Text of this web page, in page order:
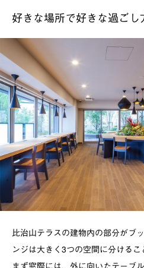
好きな場所で好きな過ごし
比治山テラスの建物内の部分がブ
ンジは大きく3つの空間に分けるこ
まず窓際には、外に向いたテーブ